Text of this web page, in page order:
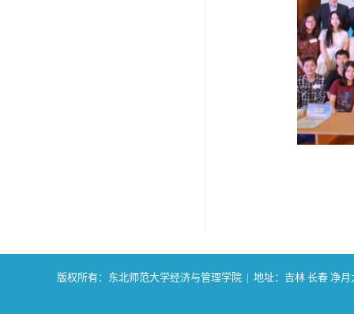
版权所有：东北师范大学经济与管理学院 | 地址：吉林 长春